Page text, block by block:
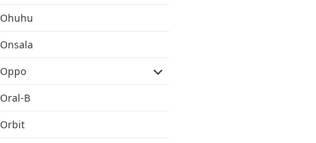
Ohuhu
Onsala
Oppo
Oral-B
Orbit